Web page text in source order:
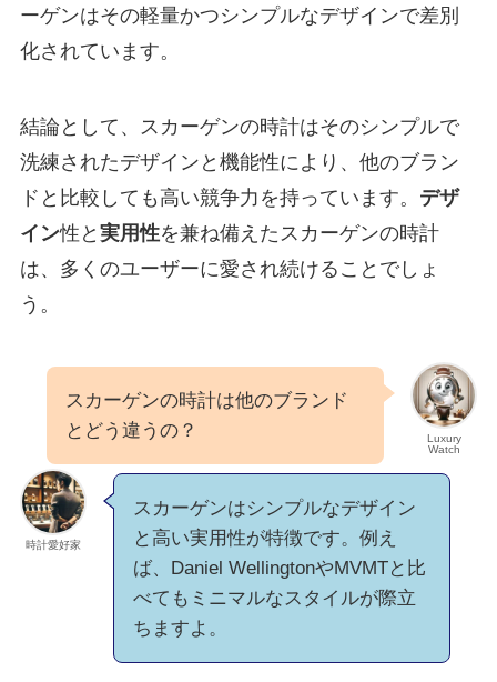
ーゲンはその軽量かつシンプルなデザインで差別
化されています。
結論として、スカーゲンの時計はそのシンプルで
洗練されたデザインと機能性により、他のブラン
ドと比較しても高い競争力を持っています。 デザ
イン性と 実用性を兼ね備えたスカーゲンの時計
は、多くのユーザーに愛され続けることでしょ
う。
Luxury
Watch
スカーゲンの時計は他のブランド
とどう違うの？
時計愛好家
スカーゲンはシンプルなデザイン
と高い実用性が特徴です。例え
ば、Daniel WellingtonやMVMTと比
べてもミニマルなスタイルが際立
ちますよ。